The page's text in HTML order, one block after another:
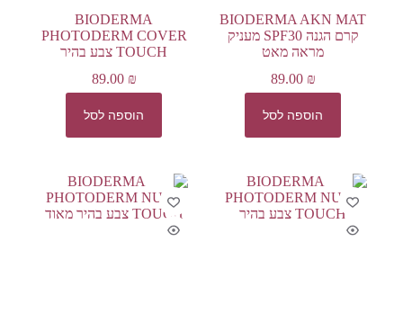
BIODERMA AKN MAT
קרם הגנה SPF30 מעניק
מראה מאט
89.00 ₪
הוספה לסל
BIODERMA
PHOTODERM COVER
TOUCH צבע בהיר
89.00 ₪
הוספה לסל